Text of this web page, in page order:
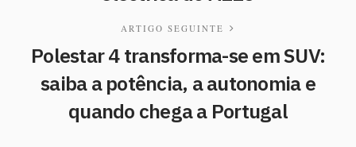
ARTIGO SEGUINTE
Polestar 4 transforma-se em SUV:
saiba a potência, a autonomia e
quando chega a Portugal